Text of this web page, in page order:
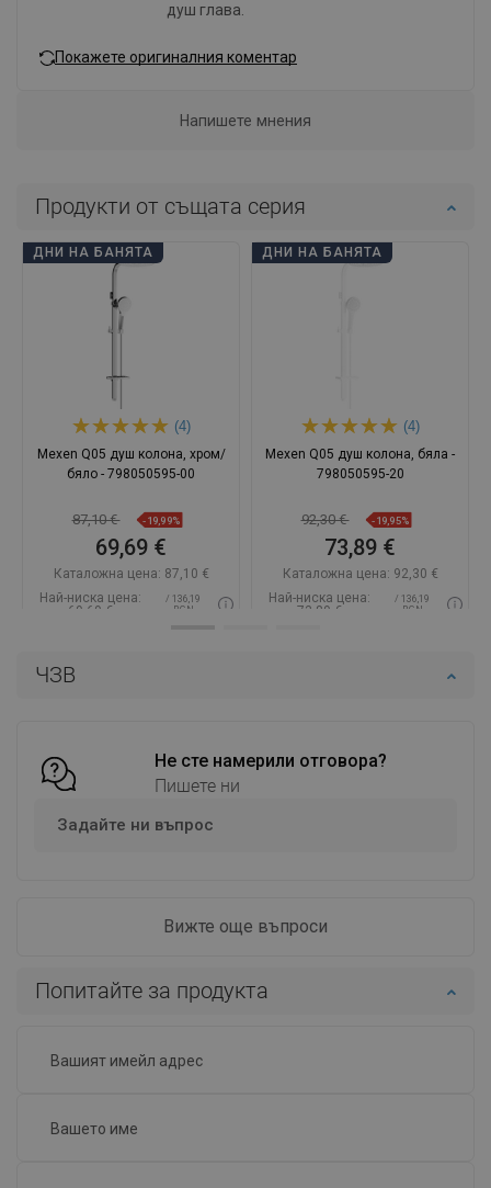
ЧЗВ
Не сте намерили отговора?
Пишете ни
Задайте ни въпрос
Вижте още въпроси
душ глава.
Покажете оригиналния коментар
Напишете мнения
Попитайте за продукта
Продукти от същата серия
ДНИ НА БАНЯТА
(4)
Mexen Q05 душ колона, хром/
бяло - 798050595-00
87,10 € -19,99%
69,69 €
Каталожна цена: 87,10 €
Най-ниска цена:
69,69 €
/ 136,19
BGN
Добави в количката
ДНИ НА БАНЯТА
(4)
Mexen Q05 душ колона, бяла -
798050595-20
92,30 € -19,95%
73,89 €
Каталожна цена: 92,30 €
Най-ниска цена:
73,89 €
/ 136,19
BGN
Добави в количката